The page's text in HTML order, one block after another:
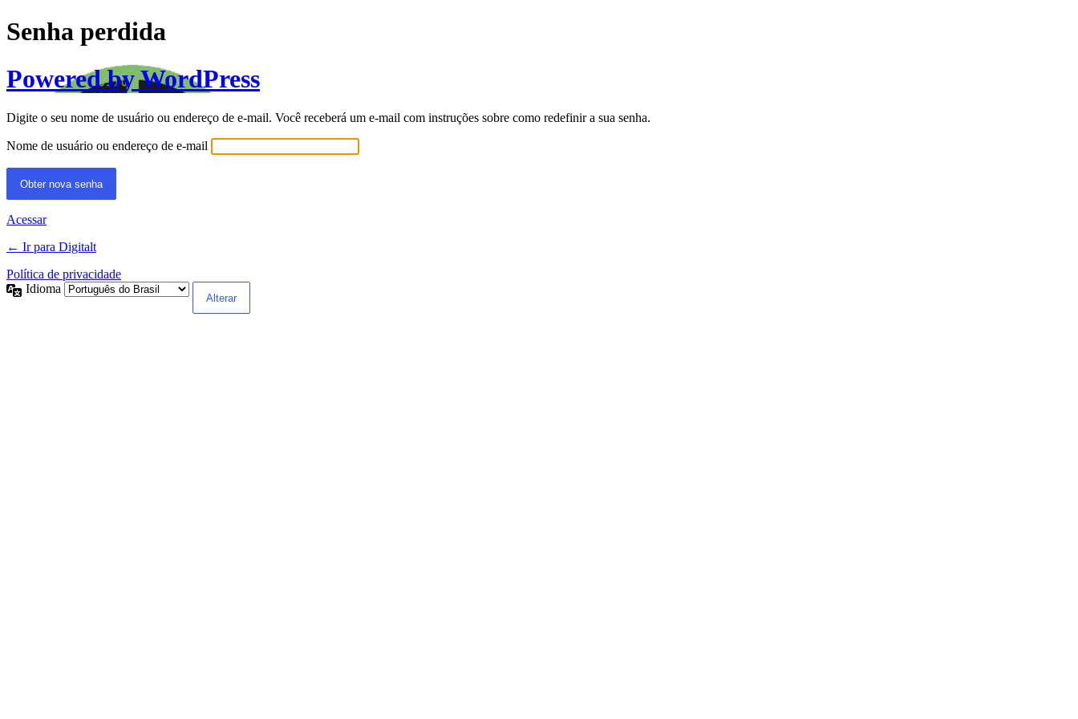
Senha perdida
Powered by WordPress
Digite o seu nome de usuário ou endereço de e-mail. Você receberá um e-mail com instruções sobre como redefinir a sua senha.
Nome de usuário ou endereço de e-mail
Acessar
← Ir para Digitalt
Política de privacidade
Idioma